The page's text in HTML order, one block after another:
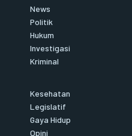
News
Politik
Hukum
Investigasi
Kriminal
Kesehatan
Legislatif
Gaya Hidup
Opini